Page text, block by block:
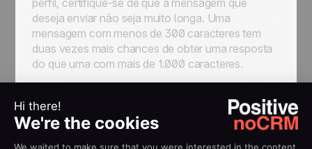
perfil, certifique-se de que a mensagem que
deseja enviar não seja muito longa. Uma
mensagem com menos de 300 caracteres tem
duas vezes mais chances de obter uma resposta
do que uma com mais de 1.000 caracteres.
Além disso, evite o spam. Não envie mais de 2 ou
3 mensagens para o mesmo cliente potencial que
não tenha respondido ainda (90% das respostas
acontecem nas primeiras 2 mensagens!). O envio